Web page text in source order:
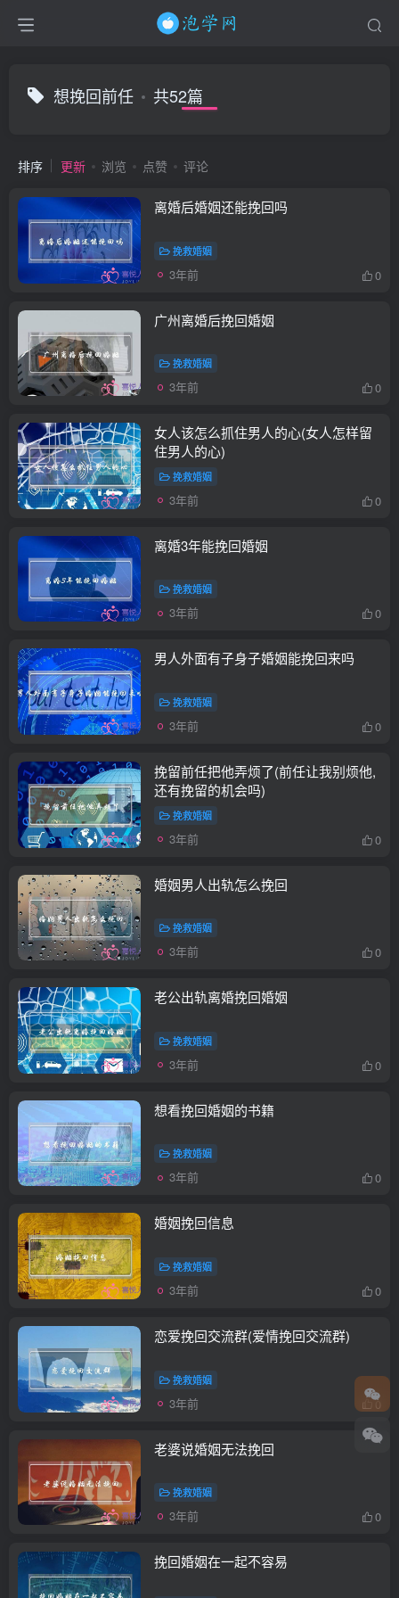
想挽回前任 共52篇
排序 更新 浏览 点赞 评论
离婚后婚姻还能挽回吗
挽救婚姻
3年前 0
广州离婚后挽回婚姻
挽救婚姻
3年前 0
女人该怎么抓住男人的心(女人怎样留
住男人的心)
挽救婚姻
3年前 0
离婚3年能挽回婚姻
挽救婚姻
3年前 0
男人外面有子身子婚姻能挽回来吗
挽救婚姻
3年前 0
挽留前任把他弄烦了(前任让我别烦他,
还有挽留的机会吗)
挽救婚姻
3年前 0
婚姻男人出轨怎么挽回
挽救婚姻
3年前 0
老公出轨离婚挽回婚姻
挽救婚姻
3年前 0
想看挽回婚姻的书籍
挽救婚姻
3年前 0
婚姻挽回信息
挽救婚姻
3年前 0
恋爱挽回交流群(爱情挽回交流群)
挽救婚姻
3年前 0
老婆说婚姻无法挽回
挽救婚姻
3年前 0
挽回婚姻在一起不容易